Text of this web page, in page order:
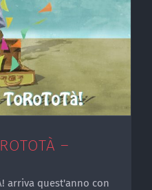
–
arriva quest'anno con